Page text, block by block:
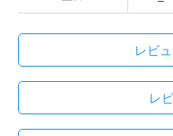
レビ
レ